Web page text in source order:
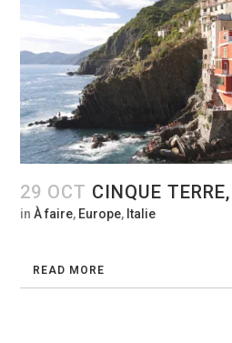
29 OCT CINQUE
inÀ faire, Europe, Italie
READ MORE